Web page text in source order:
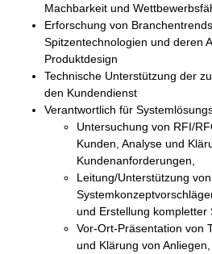
Machbarkeit und
Erforschung von
Spitzentechnologien und deren
Produktdesign
Technische Unterstützung der
den Kundendienst
Verantwortlich für
Untersuchung von RFI/
Kunden, Analyse und
Kundenanforderungen,
Leitung/Unterstützung von
und Erstellung kompletter
Vor-Ort-Präsentation von
und Klärung von Anliegen,